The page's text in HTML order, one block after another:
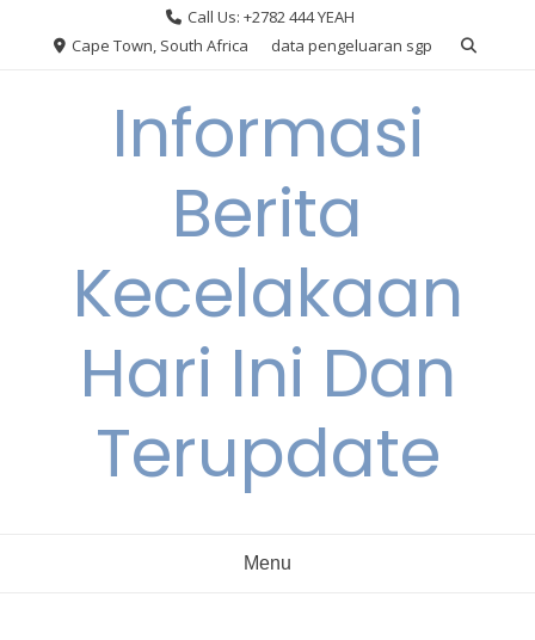
Call Us: +2782 444 YEAH
Cape Town, South Africa
data pengeluaran sgp
Informasi
Berita
Kecelakaan
Hari Ini Dan
Terupdate
Menu